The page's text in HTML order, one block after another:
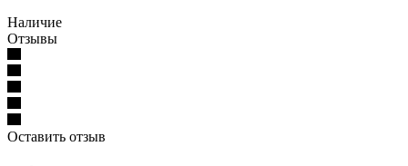
Наличие
Отзывы
Оставить отзыв